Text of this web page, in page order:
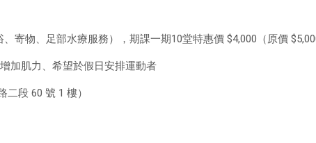
寄物、足部水療服務），期課一期10堂特惠價 $4,000（原價
加肌力、希望於假日安排運動者
段 60 號 1 樓）